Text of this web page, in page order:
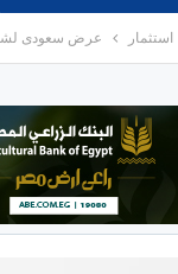
استثمار عرض سعودى